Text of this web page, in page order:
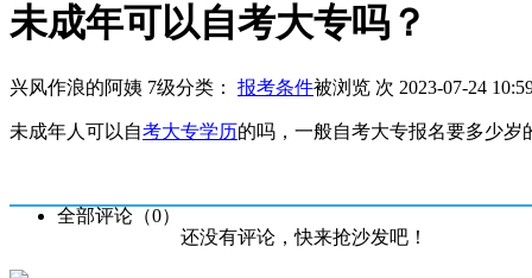
未成年可以自考大专吗？
兴风作浪的阿姨 7级分类： 报考条件被浏览 次 2023-07-24
未成年人可以自考大专学历的吗，一般自考大专报名要多少岁
全部评论（0）
还没有评论，快来抢沙发吧！